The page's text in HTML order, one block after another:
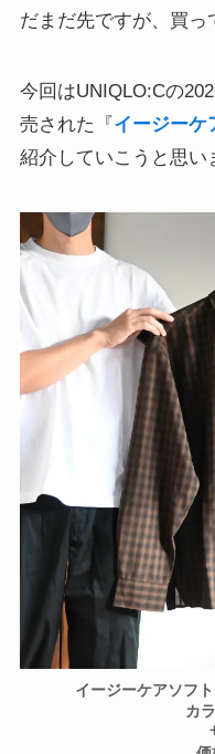
だまだ先ですが、買っ
今回はUNIQLO:Cの
売された『 イージーケ
紹介していこうと思い
イージーケアソフ
カ